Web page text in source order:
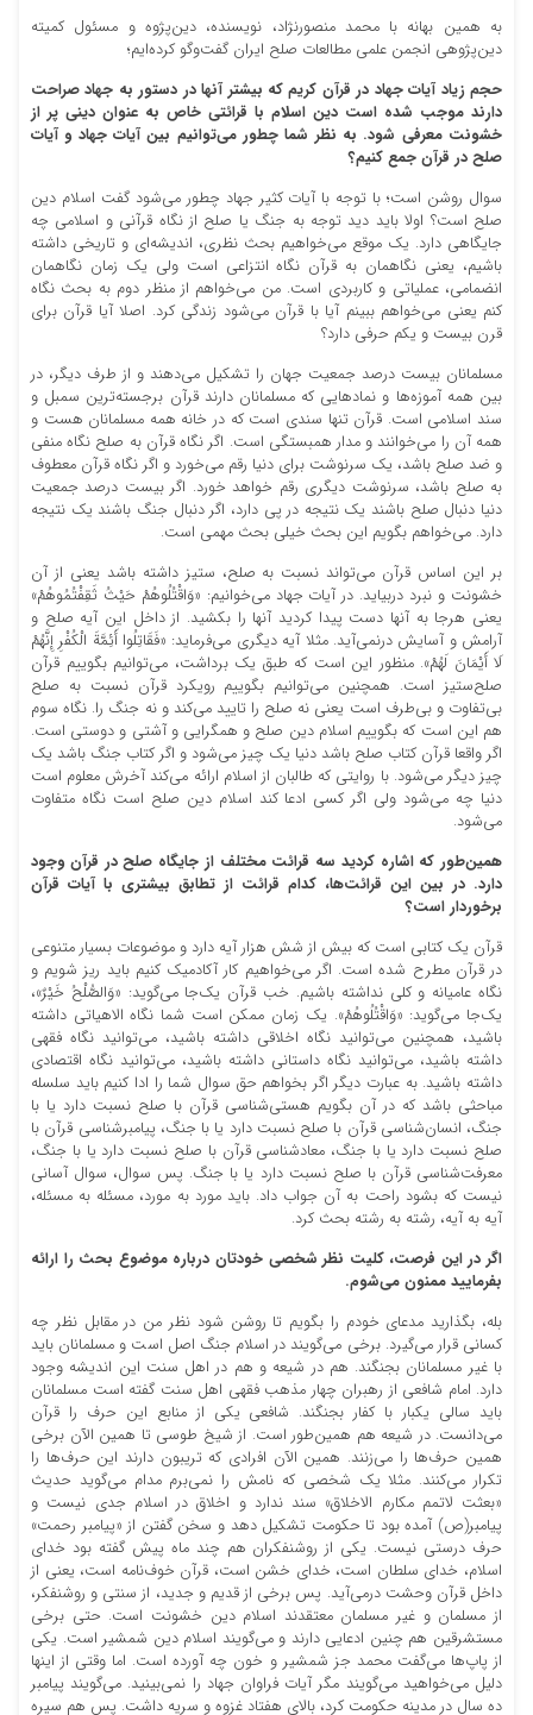
به همین بهانه با محمد منصورنژاد، نویسنده، دین‌پژوه و مسئول کمیته
دین‌پژوهی انجمن علمی مطالعات صلح ایران گفت‌وگو کرده‌ایم؛
حجم زیاد آیات جهاد در قرآن کریم که بیشتر آنها در دستور به جهاد صراحت
دارند موجب شده است دین اسلام با قرائتی خاص به عنوان دینی پر از
خشونت معرفی شود. به نظر شما چطور می‌توانیم بین آیات جهاد و آیات
صلح در قرآن جمع کنیم؟
سوال روشن است؛ با توجه با آیات کثیر جهاد چطور می‌شود گفت اسلام دین
صلح است؟ اولا باید دید توجه به جنگ یا صلح از نگاه قرآنی و اسلامی چه
جایگاهی دارد. یک موقع می‌خواهیم بحث نظری، اندیشه‌ای و تاریخی داشته
باشیم، یعنی نگاهمان به قرآن نگاه انتزاعی است ولی یک زمان نگاهمان
انضمامی، عملیاتی و کاربردی است. من می‌خواهم از منظر دوم به بحث نگاه
کنم یعنی می‌خواهم ببینم آیا با قرآن می‌شود زندگی کرد. اصلا آیا قرآن برای
قرن بیست و یکم حرفی دارد؟
مسلمانان بیست درصد جمعیت جهان را تشکیل می‌دهند و از طرف دیگر، در
بین همه آموزه‌ها و نمادهایی که مسلمانان دارند قرآن برجسته‌ترین سمبل و
سند اسلامی است. قرآن تنها سندی است که در خانه همه مسلمانان هست و
همه آن را می‌خوانند و مدار همبستگی است. اگر نگاه قرآن به صلح نگاه منفی
و ضد صلح باشد، یک سرنوشت برای دنیا رقم می‌خورد و اگر نگاه قرآن معطوف
به صلح باشد، سرنوشت دیگری رقم خواهد خورد. اگر بیست درصد جمعیت
دنیا دنبال صلح باشند یک نتیجه در پی دارد، اگر دنبال جنگ باشند یک نتیجه
دارد. می‌خواهم بگویم این بحث خیلی بحث مهمی است.
بر این اساس قرآن می‌تواند نسبت به صلح، ستیز داشته باشد یعنی از آن
خشونت و نبرد دربیاید. در آیات جهاد می‌خوانیم: «وَاقْتُلُوهُمْ حَيْثُ ثَقِفْتُمُوهُمْ»
یعنی هرجا به آنها دست پیدا کردید آنها را بکشید. از داخل این آیه صلح و
آرامش و آسایش درنمی‌آید. مثلا آیه دیگری می‌فرماید: «فَقَاتِلُوا أَئِمَّةَ الْكُفْرِ إِنَّهُمْ
لَا أَيْمَانَ لَهُمْ». منظور این است که طبق یک برداشت، می‌توانیم بگوییم قرآن
صلح‌ستیز است. همچنین می‌توانیم بگوییم رویکرد قرآن نسبت به صلح
بی‌تفاوت و بی‌طرف است یعنی نه صلح را تایید می‌کند و نه جنگ را. نگاه سوم
هم این است که بگوییم اسلام دین صلح و همگرایی و آشتی و دوستی است.
اگر واقعا قرآن کتاب صلح باشد دنیا یک چیز می‌شود و اگر کتاب جنگ باشد یک
چیز دیگر می‌شود. با روایتی که طالبان از اسلام ارائه می‌کند آخرش معلوم است
دنیا چه می‌شود ولی اگر کسی ادعا کند اسلام دین صلح است نگاه متفاوت
می‌شود.
همین‌طور که اشاره کردید سه قرائت مختلف از جایگاه صلح در قرآن وجود
دارد. در بین این قرائت‌ها، کدام قرائت از تطابق بیشتری با آیات قرآن
برخوردار است؟
قرآن یک کتابی است که بیش از شش هزار آیه دارد و موضوعات بسیار متنوعی
در قرآن مطرح شده است. اگر می‌خواهیم کار آکادمیک کنیم باید ریز شویم و
نگاه عامیانه و کلی نداشته باشیم. خب قرآن یک‌جا می‌گوید: «وَالصُّلْحُ خَيْرٌ»،
یک‌جا می‌گوید: «وَاقْتُلُوهُمْ». یک زمان ممکن است شما نگاه الاهیاتی داشته
باشید، همچنین می‌توانید نگاه اخلاقی داشته باشید، می‌توانید نگاه فقهی
داشته باشید، می‌توانید نگاه داستانی داشته باشید، می‌توانید نگاه اقتصادی
داشته باشید. به عبارت دیگر اگر بخواهم حق سوال شما را ادا کنیم باید سلسله
مباحثی باشد که در آن بگویم هستی‌شناسی قرآن با صلح نسبت دارد یا با
جنگ، انسان‌شناسی قرآن با صلح نسبت دارد یا با جنگ، پیامبرشناسی قرآن با
صلح نسبت دارد یا با جنگ، معادشناسی قرآن با صلح نسبت دارد یا با جنگ،
معرفت‌شناسی قرآن با صلح نسبت دارد یا با جنگ. پس سوال، سوال آسانی
نیست که بشود راحت به آن جواب داد. باید مورد به مورد، مسئله به مسئله،
آیه به آیه، رشته به رشته بحث کرد.
اگر در این فرصت، کلیت نظر شخصی خودتان درباره موضوع بحث را ارائه
بفرمایید ممنون می‌شوم.
بله، بگذارید مدعای خودم را بگویم تا روشن شود نظر من در مقابل نظر چه
کسانی قرار می‌گیرد. برخی می‌گویند در اسلام جنگ اصل است و مسلمانان باید
با غیر مسلمانان بجنگند. هم در شیعه و هم در اهل سنت این اندیشه وجود
دارد. امام شافعی از رهبران چهار مذهب فقهی اهل سنت گفته است مسلمانان
باید سالی یکبار با کفار بجنگند. شافعی یکی از منابع این حرف را قرآن
می‌دانست. در شیعه هم همین‌طور است. از شیخ طوسی تا همین الآن برخی
همین حرف‌ها را می‌زنند. همین الآن افرادی که تریبون دارند این حرف‌ها را
تکرار می‌کنند. مثلا یک شخصی که نامش را نمی‌برم مدام می‌گوید حدیث
«بعثت لاتمم مکارم الاخلاق» سند ندارد و اخلاق در اسلام جدی نیست و
پیامبر(ص) آمده بود تا حکومت تشکیل دهد و سخن گفتن از «پیامبر رحمت»
حرف درستی نیست. یکی از روشنفکران هم چند ماه پیش گفته بود خدای
اسلام، خدای سلطان است، خدای خشن است، قرآن خوف‌نامه است، یعنی از
داخل قرآن وحشت درمی‌آید. پس برخی از قدیم و جدید، از سنتی و روشنفکر،
از مسلمان و غیر مسلمان معتقدند اسلام دین خشونت است. حتی برخی
مستشرقین هم چنین ادعایی دارند و می‌گویند اسلام دین شمشیر است. یکی
از پاپ‌ها می‌گفت محمد جز شمشیر و خون چه آورده است. اما وقتی از اینها
دلیل می‌خواهید می‌گویند مگر آیات فراوان جهاد را نمی‌بینید. می‌گویند پیامبر
ده سال در مدینه حکومت کرد، بالای هفتاد غزوه و سریه داشت. پس هم سیره